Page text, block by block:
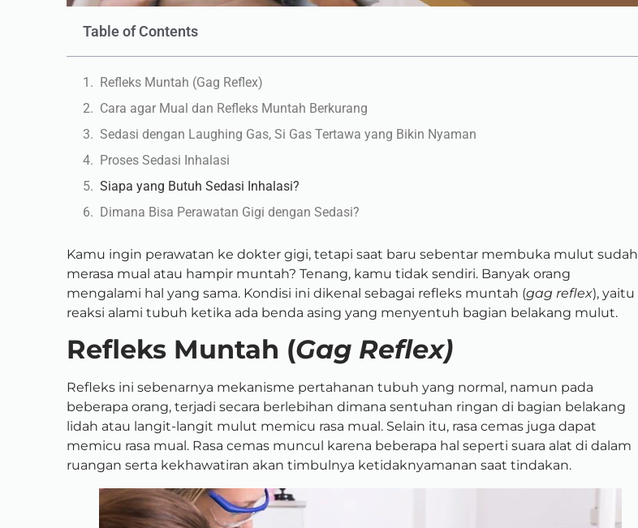
Table of Contents
Refleks Muntah (Gag Reflex)
Cara agar Mual dan Refleks Muntah Berkurang
Sedasi dengan Laughing Gas, Si Gas Tertawa yang Bikin Nyaman
Proses Sedasi Inhalasi
Siapa yang Butuh Sedasi Inhalasi?
Dimana Bisa Perawatan Gigi dengan Sedasi?
Kamu ingin perawatan ke dokter gigi, tetapi saat baru sebentar membuka mulut sudah
merasa mual atau hampir muntah? Tenang, kamu tidak sendiri. Banyak orang
mengalami hal yang sama. Kondisi ini dikenal sebagai refleks muntah (gag reflex), yaitu
reaksi alami tubuh ketika ada benda asing yang menyentuh bagian belakang mulut.
Refleks Muntah (Gag Reflex)
Refleks ini sebenarnya mekanisme pertahanan tubuh yang normal, namun pada
beberapa orang, terjadi secara berlebihan dimana sentuhan ringan di bagian belakang
lidah atau langit-langit mulut memicu rasa mual. Selain itu, rasa cemas juga dapat
memicu rasa mual. Rasa cemas muncul karena beberapa hal seperti suara alat di dalam
ruangan serta kekhawatiran akan timbulnya ketidaknyamanan saat tindakan.